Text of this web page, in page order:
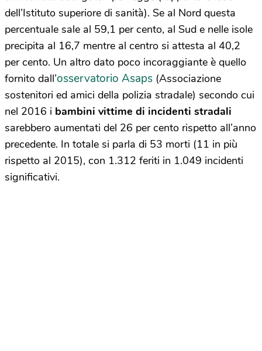
dell’Istituto superiore di sanità). Se al Nord questa
percentuale sale al 59,1 per cento, al Sud e nelle isole
precipita al 16,7 mentre al centro si attesta al 40,2
per cento. Un altro dato poco incoraggiante è quello
fornito dall’osservatorio Asaps (Associazione
sostenitori ed amici della polizia stradale) secondo cui
nel 2016 i bambini vittime di incidenti stradali
sarebbero aumentati del 26 per cento rispetto all’anno
precedente. In totale si parla di 53 morti (11 in più
rispetto al 2015), con 1.312 feriti in 1.049 incidenti
significativi.